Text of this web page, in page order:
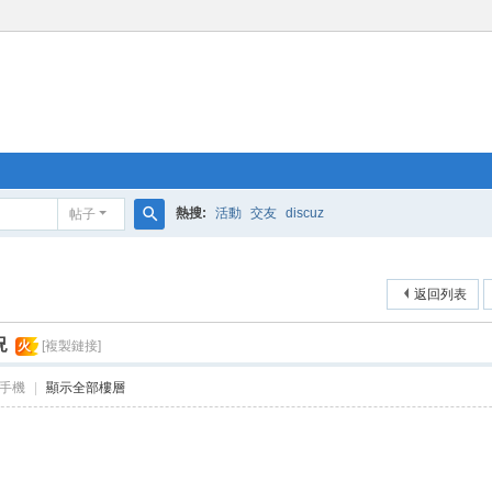
帖子 熱搜: 活動 交友 discuz
返回列表
火 [複製鏈接]
機 顯示全部樓層